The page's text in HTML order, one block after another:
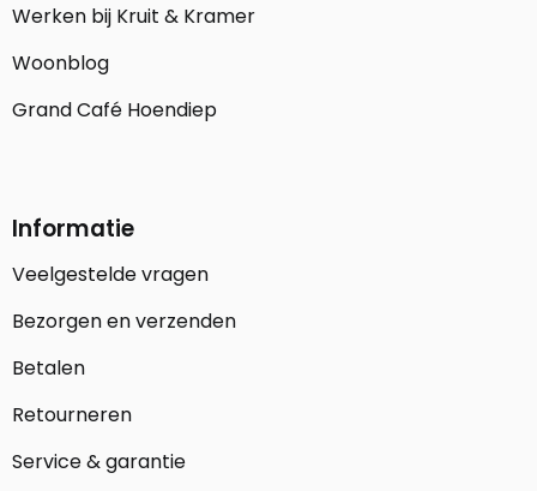
Werken bij Kruit & Kramer
Woonblog
Grand Café Hoendiep
Informatie
Veelgestelde vragen
Bezorgen en verzenden
Betalen
Retourneren
Service & garantie